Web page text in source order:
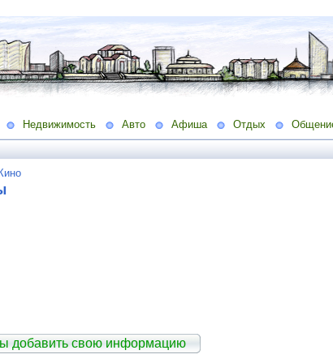
Недвижимость Авто Афиша Отдых
добавить свою информацию